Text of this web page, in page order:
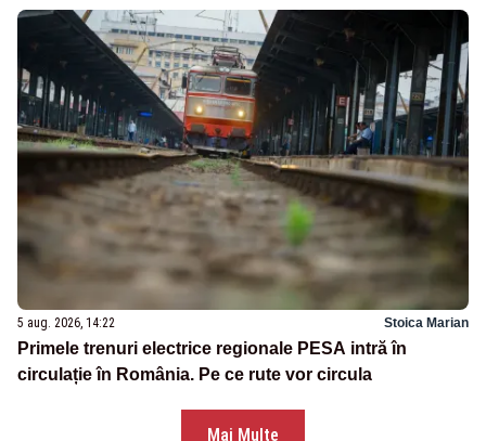
5 aug. 2026, 14:22 Stoica Marian
Primele trenuri electrice regionale PESA intră în
circulație în România. Pe ce rute vor circula
Mai Multe